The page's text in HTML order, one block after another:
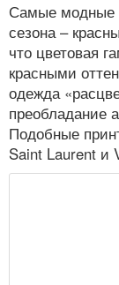
Самые модные
сезона –
что цветовая
красными
одежда
преобладание
Подобные
Saint Laurent и